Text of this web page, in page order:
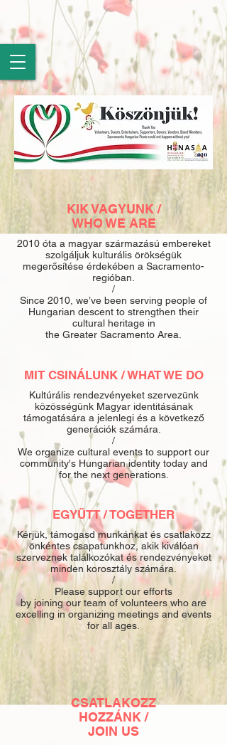
KIK VAGYUNK /
WHO WE ARE
2010 óta a magyar származású embereket
szolgáljuk kulturális örökségük
megerősítése érdekében a Sacramento-
regióban.
/
Since 2010, we’ve been serving people of
Hungarian descent to strengthen their
cultural heritage in
the Greater Sacramento Area.
MIT CSINÁLUNK / WHAT WE DO
Kultúrális rendezvényeket szervezünk
közösségünk Magyar identitásának
támogatására a jelenlegi és a következő
generációk számára.
/
We organize cultural events to support our
community's Hungarian identity today and
for the next generations.
EGYÜTT / TOGETHER
Kérjük, támogasd munkánkat és csatlakozz
önkéntes csapatunkhoz, akik kiválóan
szerveznek találkozókat és rendezvényeket
minden korosztály számára.
/
Please support our efforts
by joining our team of volunteers who are
excelling in organizing meetings and events
for all ages.
CSATLAKOZZ
HOZZÁNK /
JOIN US